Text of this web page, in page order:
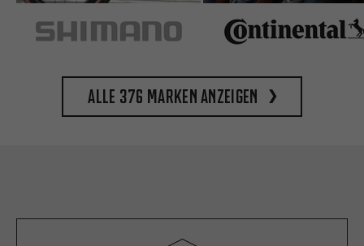
Alle 376 Marken anzeigen